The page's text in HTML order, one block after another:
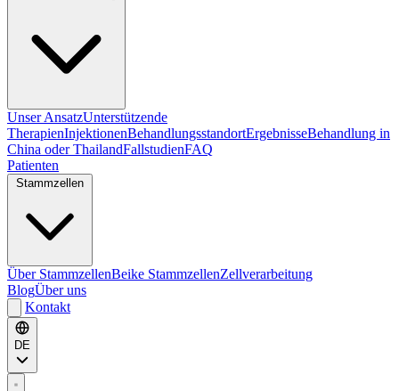
Unser AnsatzUnterstützende
TherapienInjektionenBehandlungsstandortErgebnisseBehandlung in
China oder ThailandFallstudienFAQ
Patienten
Über StammzellenBeike StammzellenZellverarbeitung
BlogÜber uns
Kontakt
DE